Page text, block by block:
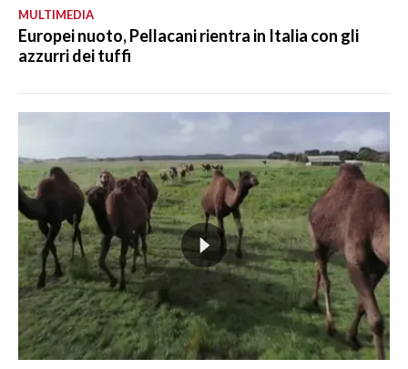
MULTIMEDIA
Europei nuoto, Pellacani rientra in Italia con gli
azzurri dei tuffi